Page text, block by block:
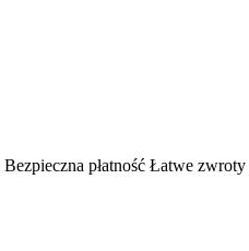
Bezpieczna płatność Łatwe zwroty